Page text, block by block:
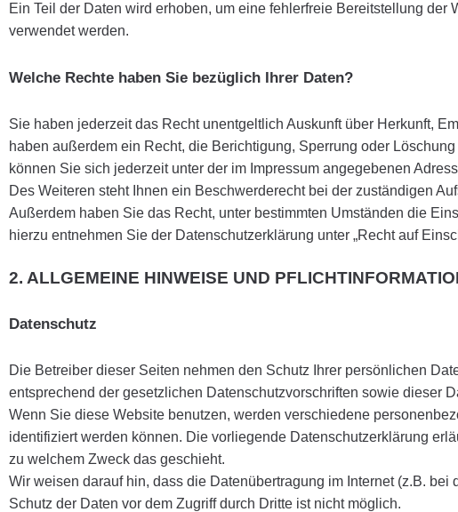
Ein Teil der Daten wird erhoben, um eine fehlerfreie Bereitstellung
verwendet werden.
Welche Rechte haben Sie bezüglich Ihrer Daten?
Sie haben jederzeit das Recht unentgeltlich Auskunft über Herkunft,
haben außerdem ein Recht, die Berichtigung, Sperrung oder
können Sie sich jederzeit unter der im Impressum angegebenen
Des Weiteren steht Ihnen ein Beschwerderecht bei der zuständigen
Außerdem haben Sie das Recht, unter bestimmten Umständen die
hierzu entnehmen Sie der Datenschutzerklärung unter „Recht auf
2. ALLGEMEINE HINWEISE UND
Datenschutz
Die Betreiber dieser Seiten nehmen den Schutz Ihrer persönlichen
entsprechend der gesetzlichen Datenschutzvorschriften sowie dieser
Wenn Sie diese Website benutzen, werden verschiedene
identifiziert werden können. Die vorliegende Datenschutzerklärung
zu welchem Zweck das geschieht.
Wir weisen darauf hin, dass die Datenübertragung im Internet (z.B.
Schutz der Daten vor dem Zugriff durch Dritte ist nicht möglich.